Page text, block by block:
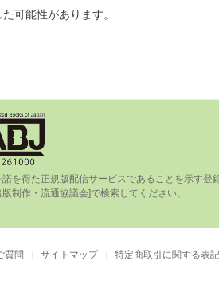
可能性があります。
得た正規版配信サービスであることを⽰す登
質問 サイトマップ 特定商取引に関する表記